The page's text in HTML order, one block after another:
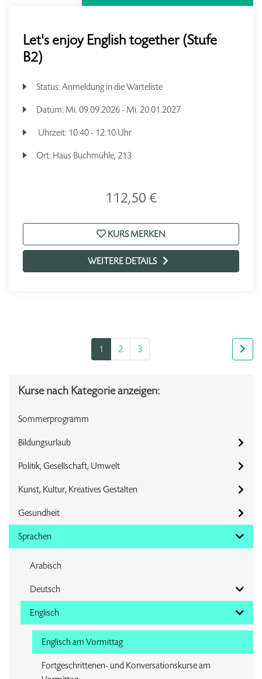
Let's enjoy English together (Stufe
B2)
Status:Anmeldung in die Warteliste
Datum: Mi. 09.09.2026 - Mi. 20.01.2027
Uhrzeit: 10:40 - 12:10 Uhr
Ort: Haus Buchmühle, 213
112,50 €
KURS MERKEN
WEITERE DETAILS
1 2 3
Kurse nach Kategorie anzeigen:
Sommerprogramm
Bildungsurlaub
Politik, Gesellschaft, Umwelt
Kunst, Kultur, Kreatives Gestalten
Gesundheit
Sprachen
Arabisch
Deutsch
Englisch
Englisch am Vormittag
Fortgeschrittenen- und Konversationskurse am